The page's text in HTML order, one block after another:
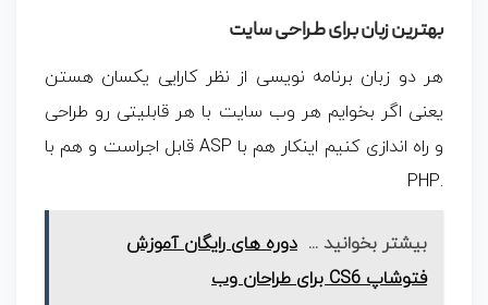
بهترین زبان برای طراحی سایت
هر دو زبان برنامه نویسی از نظر کارایی یکسان هستن
یعنی اگر بخوایم هر وب سایت با هر قابلیتی رو طراحی
و راه اندازی کنیم اینکار هم با ASP قابل اجراست و هم با
.PHP
بیشتر بخوانید ... دوره های رایگان آموزش
فتوشاپ CS6 برای طراحان وب